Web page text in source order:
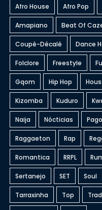
Afro House Afro Pop
Amapiano Beat Of
Coupé-Décalé Dance
Folclore Freestyle
Gqom Hip Hop
Kizomba Kuduro
Naija Nócticias
Raggaeton Rap
Romantica RRPL
Sertanejo SET Soul
Tarraxinha Top